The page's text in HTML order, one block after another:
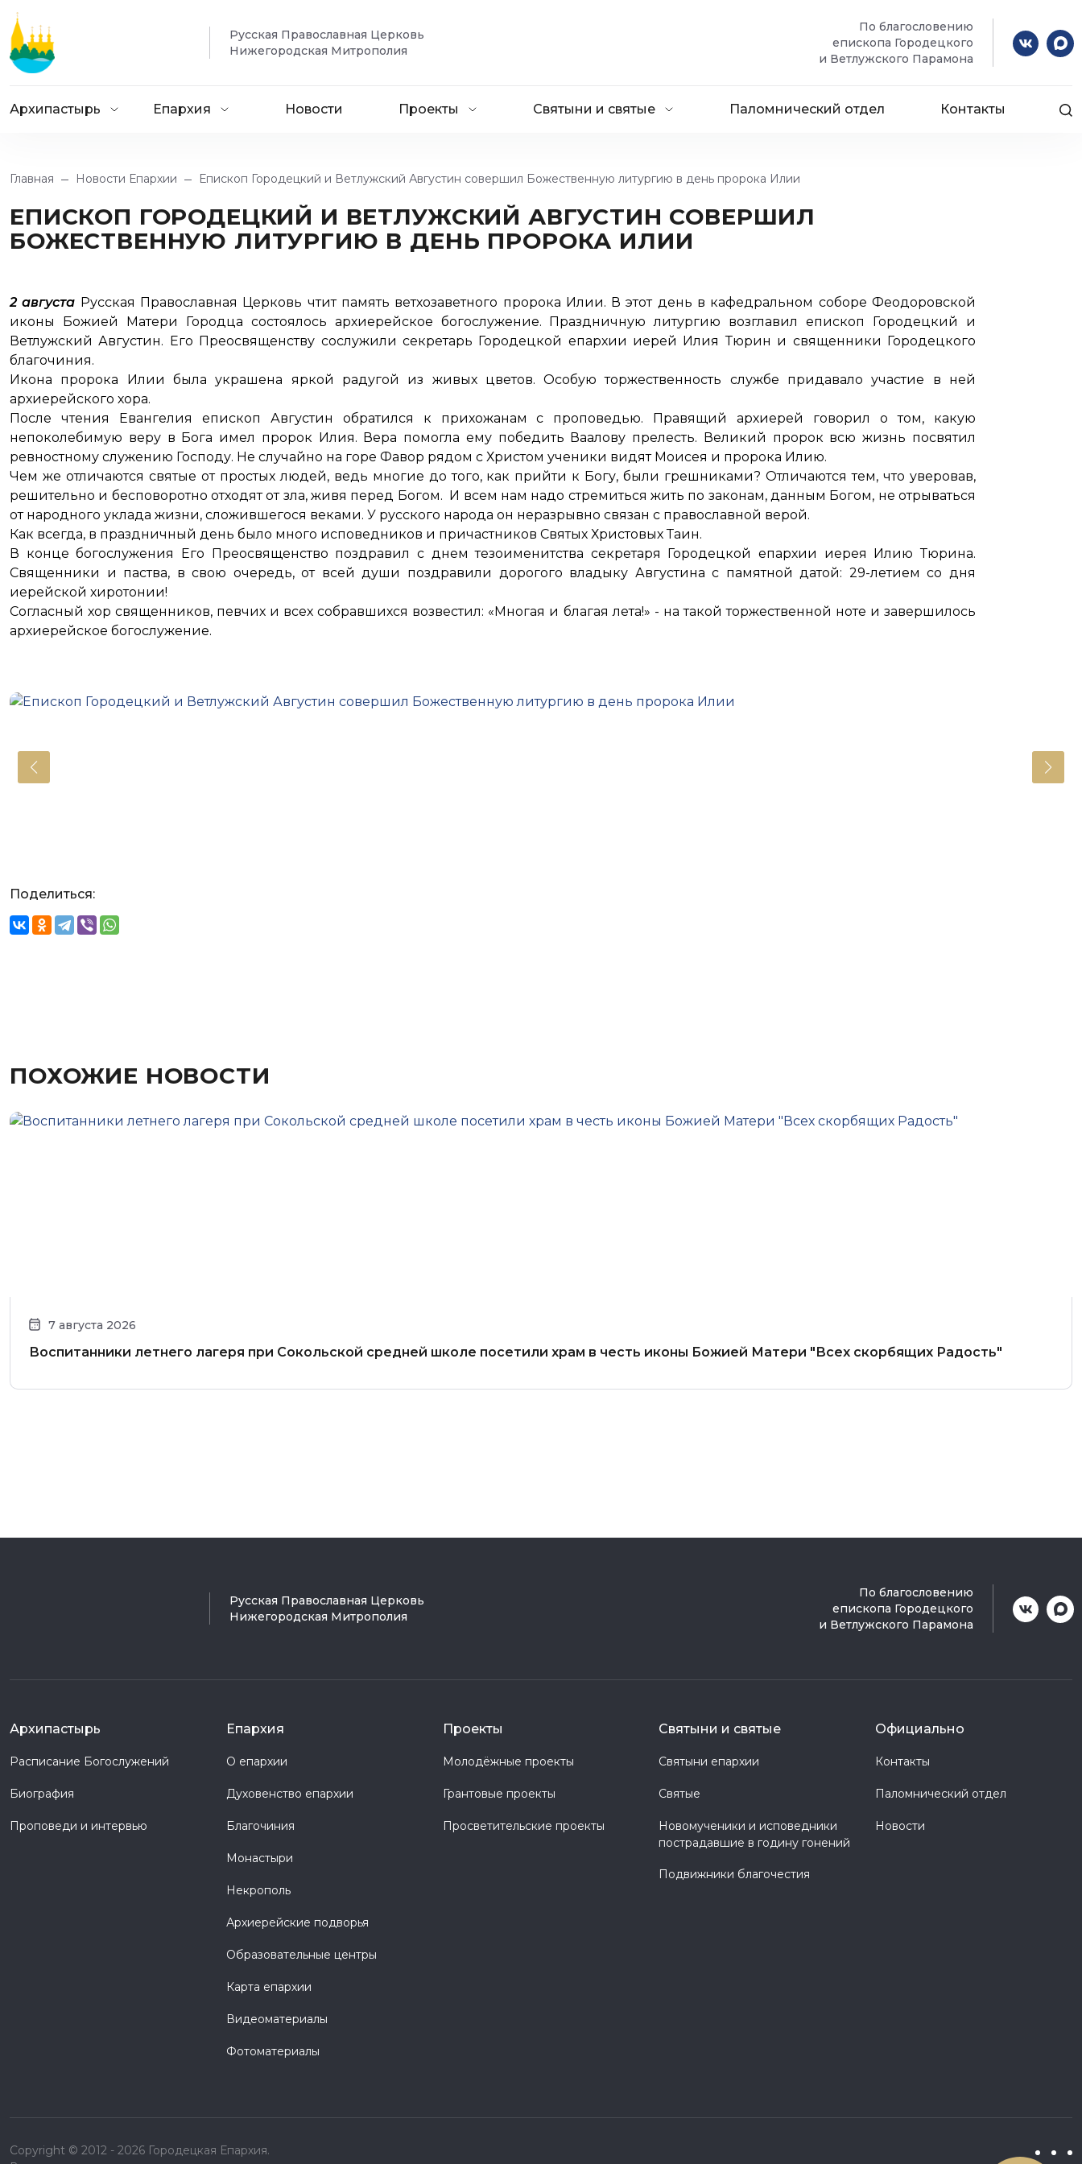
Русская Православная Церковь
Нижегородская Митрополия
По благословению
епископа Городецкого
и Ветлужского Парамона
Архипастырь Епархия Новости Проекты Святыни и святые Паломнический отдел Контакты
Главная Новости Епархии Епископ Городецкий и Ветлужский Августин совершил Божественную литургию в день пророка Илии
ЕПИСКОП ГОРОДЕЦКИЙ И ВЕТЛУЖСКИЙ АВГУСТИН СОВЕРШИЛ
БОЖЕСТВЕННУЮ ЛИТУРГИЮ В ДЕНЬ ПРОРОКА ИЛИИ
2 августа Русская Православная Церковь чтит память ветхозаветного пророка Илии. В этот день в кафедральном соборе Феодоровской
иконы Божией Матери Городца состоялось архиерейское богослужение. Праздничную литургию возглавил епископ Городецкий и
Ветлужский Августин. Его Преосвященству сослужили секретарь Городецкой епархии иерей Илия Тюрин и священники Городецкого
благочиния.
Икона пророка Илии была украшена яркой радугой из живых цветов. Особую торжественность службе придавало участие в ней
архиерейского хора.
После чтения Евангелия епископ Августин обратился к прихожанам с проповедью. Правящий архиерей говорил о том, какую
непоколебимую веру в Бога имел пророк Илия. Вера помогла ему победить Ваалову прелесть. Великий пророк всю жизнь посвятил
ревностному служению Господу. Не случайно на горе Фавор рядом с Христом ученики видят Моисея и пророка Илию.
Чем же отличаются святые от простых людей, ведь многие до того, как прийти к Богу, были грешниками? Отличаются тем, что уверовав,
решительно и бесповоротно отходят от зла, живя перед Богом. И всем нам надо стремиться жить по законам, данным Богом, не отрываться
от народного уклада жизни, сложившегося веками. У русского народа он неразрывно связан с православной верой.
Как всегда, в праздничный день было много исповедников и причастников Святых Христовых Таин.
В конце богослужения Его Преосвященство поздравил с днем тезоименитства секретаря Городецкой епархии иерея Илию Тюрина.
Священники и паства, в свою очередь, от всей души поздравили дорогого владыку Августина с памятной датой: 29-летием со дня
иерейской хиротонии!
Согласный хор священников, певчих и всех собравшихся возвестил: «Многая и благая лета!» - на такой торжественной ноте и завершилось
архиерейское богослужение.
Поделиться:
ПОХОЖИЕ НОВОСТИ
7 августа 2026
Воспитанники летнего лагеря при Сокольской средней школе посетили храм в честь иконы Божией Матери "Всех скорбящих Радость"
Русская Православная Церковь
Нижегородская Митрополия
По благословению
епископа Городецкого
и Ветлужского Парамона
Архипастырь
Расписание Богослужений
Биография
Проповеди и интервью
Епархия
О епархии
Духовенство епархии
Благочиния
Монастыри
Некрополь
Архиерейские подворья
Образовательные центры
Карта епархии
Видеоматериалы
Фотоматериалы
Проекты
Молодёжные проекты
Грантовые проекты
Просветительские проекты
Святыни и святые
Святыни епархии
Святые
Новомученики и исповедники
пострадавшие в годину гонений
Подвижники благочестия
Официально
Контакты
Паломнический отдел
Новости
Copyright © 2012 - 2026 Городецкая Епархия.